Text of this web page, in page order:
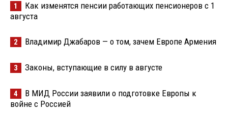
1
Как изменятся пенсии работающих пенсионеров с 1
августа
2 Владимир Джабаров — о том, зачем Европе Армения
3 Законы, вступающие в силу в августе
4
В МИД России заявили о подготовке Европы к
войне с Россией